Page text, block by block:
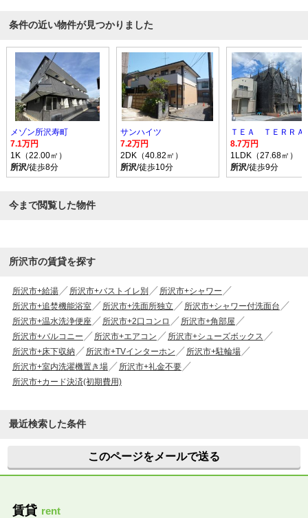
条件の近い物件が見つかりました
メゾン所沢寿町
7.1万円
1K（22.00㎡）
所沢/徒歩8分
サンハイツ
7.2万円
2DK（40.82㎡）
所沢/徒歩10分
8.7万円
1LDK（27.68㎡）
所沢/徒歩9分
今まで閲覧した物件
所沢市の賃貸を探す
所沢市+給湯 所沢市+バストイレ別
所沢市+シャワー
所沢市+追焚機能浴室
所沢市+洗面所独立
所沢市+シャワー付洗面台
所沢市+温水洗浄便座
所沢市+2口コンロ
所沢市+角部屋
所沢市+バルコニー
所沢市+エアコン
所沢市+シューズボックス
所沢市+床下収納
所沢市+TVインターホン
所沢市+駐輪場
所沢市+室内洗濯機置き場
所沢市+礼金不要
所沢市+カード決済(初期費用)
最近検索した条件
このページをメールで送る
賃貸 rent